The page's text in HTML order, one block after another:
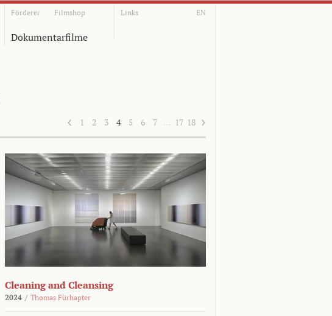
Förderer Filmshop Links EN
Dokumentarfilme
1 2 3 4 5 6 7 … 17 18
Cleaning and Cleansing
2024 / Thomas Fürhapter